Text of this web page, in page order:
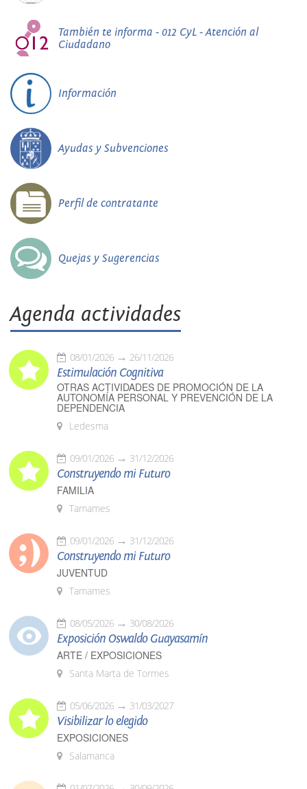
También te informa - 012 CyL - Atención al
Ciudadano
Información
Ayudas y Subvenciones
Perfil de contratante
Quejas y Sugerencias
Agenda actividades
08/01/2026 26/11/2026
Estimulación Cognitiva
OTRAS ACTIVIDADES DE PROMOCIÓN DE LA
AUTONOMÍA PERSONAL Y PREVENCIÓN DE LA
DEPENDENCIA
Ledesma
09/01/2026 31/12/2026
Construyendo mi Futuro
FAMILIA
Tamames
09/01/2026 31/12/2026
Construyendo mi Futuro
JUVENTUD
Tamames
08/05/2026 30/08/2026
Exposición Oswaldo Guayasamín
ARTE / EXPOSICIONES
Santa Marta de Tormes
05/06/2026 31/03/2027
Visibilizar lo elegido
EXPOSICIONES
Salamanca